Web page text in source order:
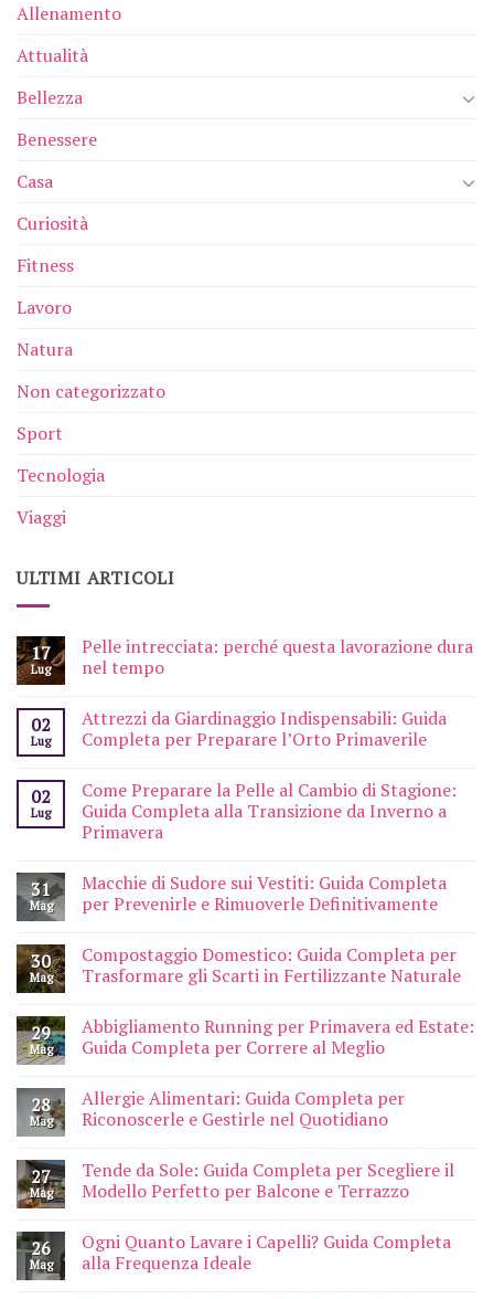
Allenamento
Attualità
Bellezza
Benessere
Casa
Curiosità
Fitness
Lavoro
Natura
Non categorizzato
Sport
Tecnologia
Viaggi
ULTIMI ARTICOLI
17
Lug
Pelle intrecciata: perché questa lavorazione dura
nel tempo
02
Lug
Attrezzi da Giardinaggio Indispensabili: Guida
Completa per Preparare l’Orto Primaverile
02
Lug
Come Preparare la Pelle al Cambio di Stagione:
Guida Completa alla Transizione da Inverno a
Primavera
31
Mag
Macchie di Sudore sui Vestiti: Guida Completa
per Prevenirle e Rimuoverle Definitivamente
30
Mag
Compostaggio Domestico: Guida Completa per
Trasformare gli Scarti in Fertilizzante Naturale
29
Mag
Abbigliamento Running per Primavera ed Estate:
Guida Completa per Correre al Meglio
28
Mag
Allergie Alimentari: Guida Completa per
Riconoscerle e Gestirle nel Quotidiano
27
Mag
Tende da Sole: Guida Completa per Scegliere il
Modello Perfetto per Balcone e Terrazzo
26
Mag
Ogni Quanto Lavare i Capelli? Guida Completa
alla Frequenza Ideale